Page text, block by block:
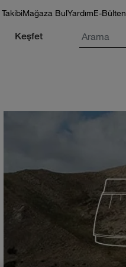
Mağaza BulYardımE-Bülten
Keşfet Arama